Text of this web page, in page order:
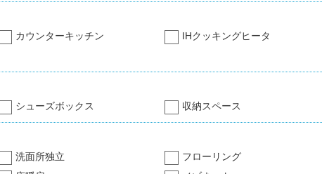
カウンターキッチン IHクッキングヒータ
シューズボックス 収納スペース
洗面所独立 フローリング